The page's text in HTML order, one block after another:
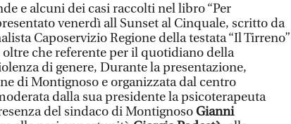
e alcuni dei casi raccolti nel libro “Per
venerdì all Sunset al Cinquale, scritto da
Caposervizio Regione della testata “Il Tirreno”
oltre che referente per il quotidiano della
di genere, Durante la presentazione,
di Montignoso e organizzata dal centro
dalla sua presidente la psicoterapeuta
del sindaco di MontignosoGianni